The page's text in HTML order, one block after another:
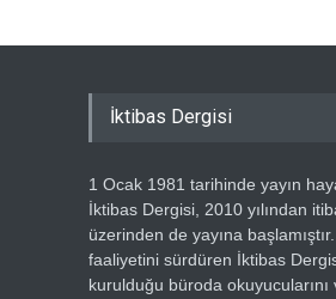
İktibas Dergisi
1 Ocak 1981 tarihinde yayın
İktibas Dergisi, 2010 yılından
üzerinden de yayına
faaliyetini sürdüren İktibas
kurulduğu büroda okuyucularını